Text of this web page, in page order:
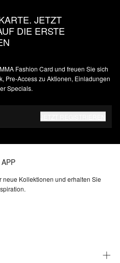
JETZT
DIE ERSTE
Fashion Card und freuen Sie sich
Pre-Access zu Aktionen, Einladungen
Specials.
Kollektionen und erhalten Sie